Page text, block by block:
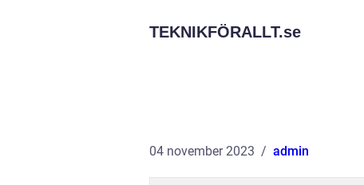
TEKNIKFÖRALLT.se
04 november 2023 admin